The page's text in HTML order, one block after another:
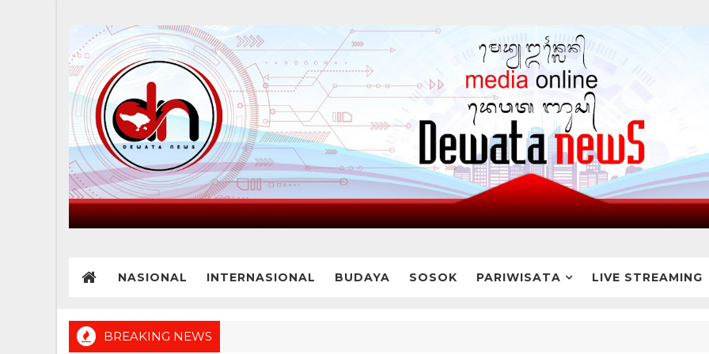
NASIONAL INTERNASIONAL BUDAYA SOSOK PARIWISATA LIVE STREAMING
BREAKING NEWS